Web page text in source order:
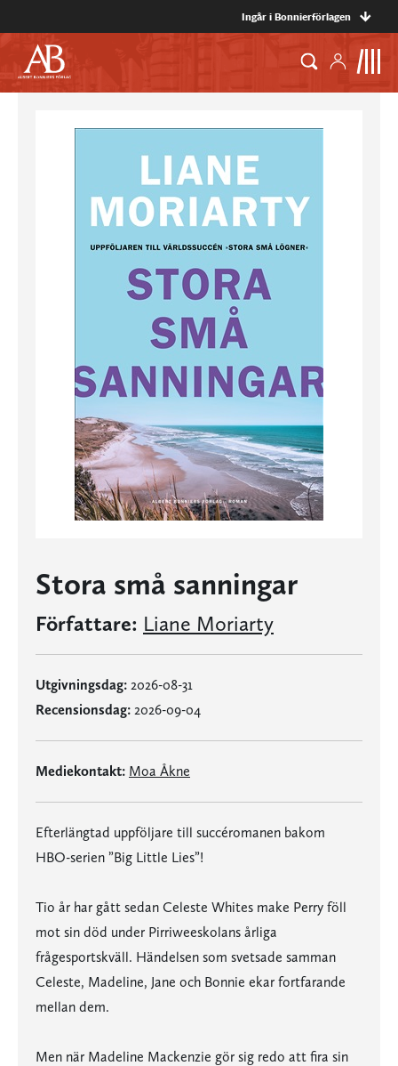
Ingår i Bonnierförlagen
Stora små sanningar
Författare: Liane Moriarty
Utgivningsdag: 2026-08-31
Recensionsdag: 2026-09-04
Mediekontakt: Moa Åkne
Efterlängtad uppföljare till succéromanen bakom
HBO-serien ”Big Little Lies”!
Tio år har gått sedan Celeste Whites make Perry föll
mot sin död under Pirriweeskolans årliga
frågesportskväll. Händelsen som svetsade samman
Celeste, Madeline, Jane och Bonnie ekar fortfarande
mellan dem.
Men när Madeline Mackenzie gör sig redo att fira sin